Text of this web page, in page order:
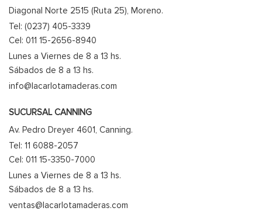
Diagonal Norte 2515 (Ruta 25), Moreno.
Tel: (0237) 405-3339
Cel: 011 15-2656-8940
Lunes a Viernes de 8 a 13 hs.
Sábados de 8 a 13 hs.
info@lacarlotamaderas.com
SUCURSAL CANNING
Av. Pedro Dreyer 4601, Canning.
Tel: 11 6088-2057
Cel: 011 15-3350-7000
Lunes a Viernes de 8 a 13 hs.
Sábados de 8 a 13 hs.
ventas@lacarlotamaderas.com